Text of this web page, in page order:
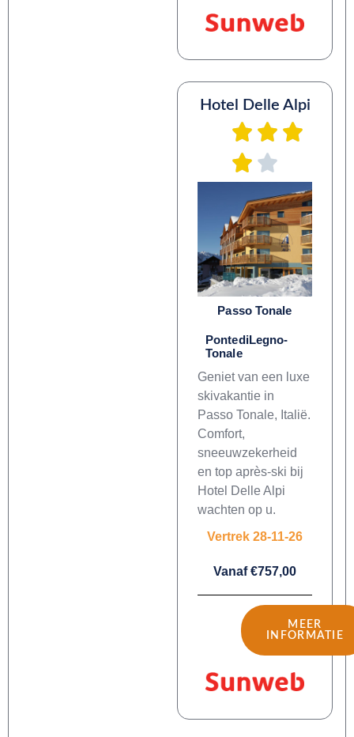
Hotel Delle Alpi
Passo Tonale
PontediLegno-
Tonale
Geniet van een luxe
skivakantie in
Passo Tonale, Italië.
Comfort,
sneeuwzekerheid
en top après-ski bij
Hotel Delle Alpi
wachten op u.
Vertrek 28-11-26
Vanaf €757,00
MEER
INFORMATIE